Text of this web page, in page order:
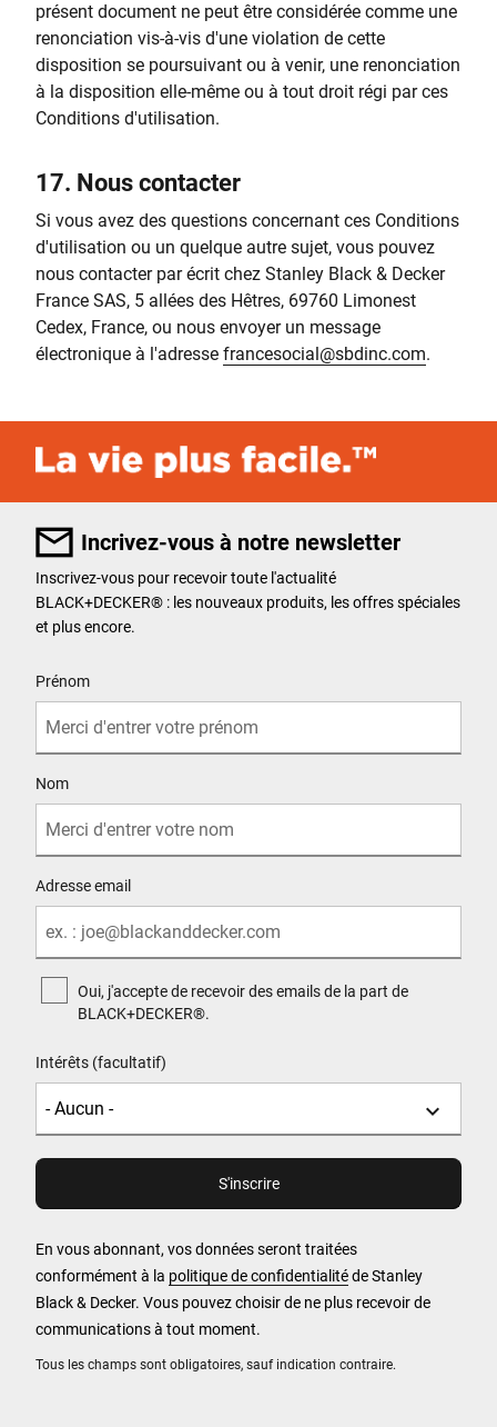
présent document ne peut être considérée comme une
renonciation vis-à-vis d'une violation de cette
disposition se poursuivant ou à venir, une renonciation
à la disposition elle-même ou à tout droit régi par ces
Conditions d'utilisation.
17. Nous contacter
Si vous avez des questions concernant ces Conditions
d'utilisation ou un quelque autre sujet, vous pouvez
nous contacter par écrit chez Stanley Black & Decker
France SAS, 5 allées des Hêtres, 69760 Limonest
Cedex, France, ou nous envoyer un message
électronique à l'adresse francesocial@sbdinc.com.
Incrivez-vous à notre newsletter
Tous les champs sont obligatoires, sauf indication contraire.
Inscrivez-vous pour recevoir toute l'actualité
BLACK+DECKER® : les nouveaux produits, les offres spéciales
et plus encore.
Prénom
Nom
Adresse email
Oui, j'accepte de recevoir des emails de la part de
BLACK+DECKER®.
Intérêts (facultatif)
En vous abonnant, vos données seront traitées
conformément à la politique de confidentialitéde Stanley
Black & Decker. Vous pouvez choisir de ne plus recevoir de
communications à tout moment.